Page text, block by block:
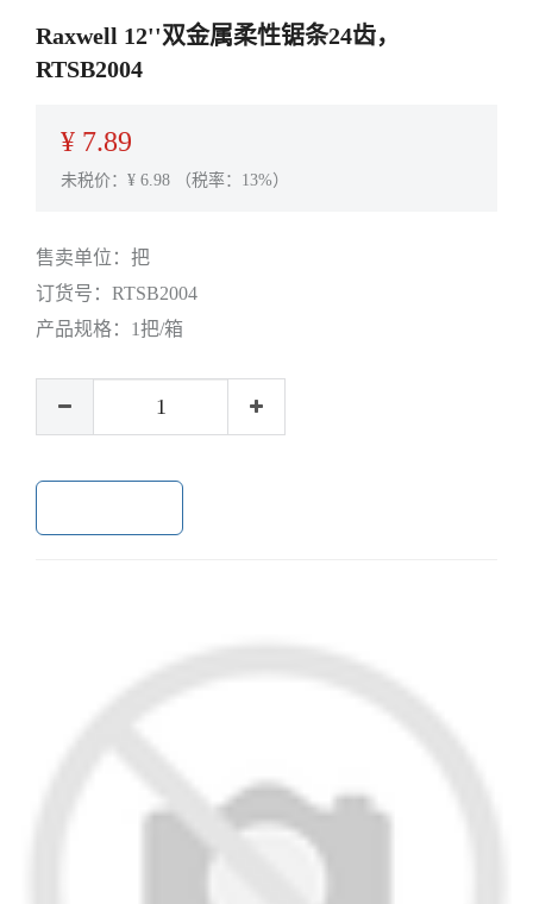
Raxwell 12''双金属柔性锯条24齿，
RTSB2004
¥ 7.89
未税价：¥ 6.98 （税率：13%）
售卖单位： 把
订货号： RTSB2004
产品规格： 1把/箱